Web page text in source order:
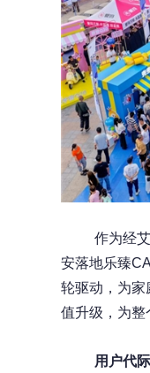
作为经
安落地乐臻
轮驱动，为家
值升级，为整
用户代